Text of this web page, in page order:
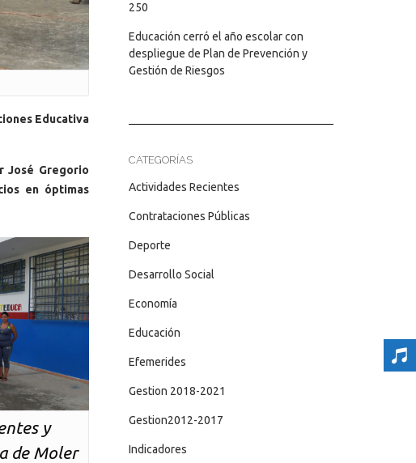
Educativa
José Gregorio
en óptimas
y
de Moler
250
Educación cerró el año escolar con
despliegue de Plan de Prevención y
Gestión de Riesgos
CATEGORÍAS
Actividades Recientes
Contrataciones Públicas
Deporte
Desarrollo Social
Economía
Educación
Efemerides
Gestion 2018-2021
Gestion2012-2017
Indicadores